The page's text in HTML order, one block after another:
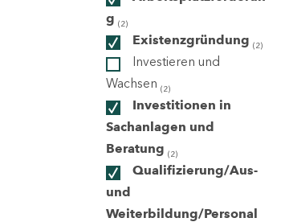
g (2)
Existenzgründung (2)
Investieren und
Wachsen (2)
Investitionen in
Sachanlagen und
Beratung (2)
Qualifizierung/Aus-
und
Weiterbildung/Personal